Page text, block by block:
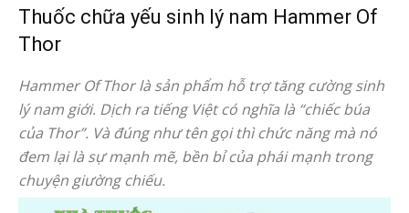
Thuốc chữa yếu sinh lý nam Hammer Of
Thor
Hammer Of Thor là sản phẩm hỗ trợ tăng cường sinh
lý nam giới. Dịch ra tiếng Việt có nghĩa là “chiếc búa
của Thor”. Và đúng như tên gọi thì chức năng mà nó
đem lại là sự mạnh mẽ, bền bỉ của phái mạnh trong
chuyện giường chiếu.